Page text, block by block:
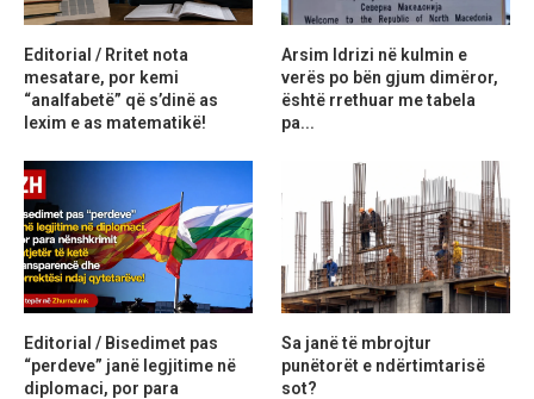
Editorial / Rritet nota
mesatare, por kemi
“analfabetë” që s’dinë as
lexim e as matematikë!
Arsim Idrizi në kulmin e
verës po bën gjum dimëror,
është rrethuar me tabela
pa...
Editorial / Bisedimet pas
“perdeve” janë legjitime në
diplomaci, por para
Sa janë të mbrojtur
punëtorët e ndërtimtarisë
sot?